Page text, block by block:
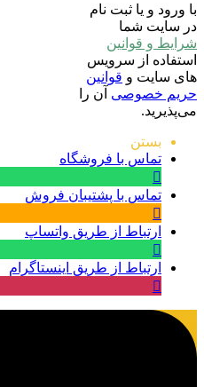
با ورود و یا ثبت نام
در سایت شما
شرایط و قوانین
استفاده از سرویس
های سایت و قوانین
حریم خصوصی آن را
می‌پذیرید.
بستن
تماس با فروشگاه
تماس با پشتیبان فروش
ارتباط از طریق واتساپ
ارتباط از طریق اینستاگرام